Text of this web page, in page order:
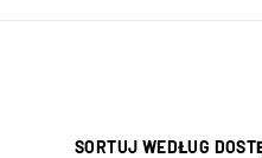
SORTUJ WEDŁUG